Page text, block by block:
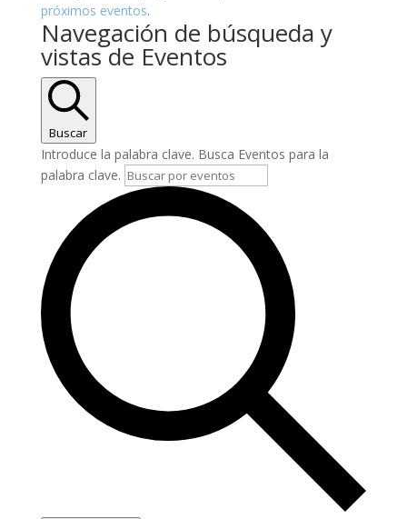
próximos eventos.
Navegación de búsqueda y
vistas de Eventos
Buscar
Introduce la palabra clave. Busca Eventos para la
palabra clave.